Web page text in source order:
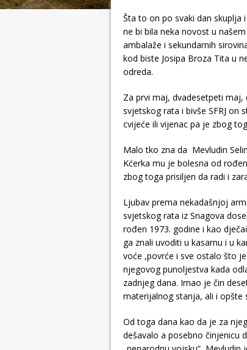
Šta to on po svaki dan
ne bi bila neka novost u
ambalaže i sekundarnih
kod biste Josipa Broza Tita u
odreda.
Za prvi maj, dvadesetpeti
svjetskog rata i bivše SFRJ
cvijeće ili vijenac pa je zbog
Malo tko zna da Mevludin
Kćerka mu je bolesna od
zbog toga prisiljen da radi i
Ljubav prema nekadašnjoj
svjetskog rata iz Snagova
rođen 1973. godine i kao
ga znali uvoditi u kasarnu i u
voće ,povrće i sve ostalo što
njegovog punoljestva kada
zadnjeg dana. Imao je čin
materijalnog stanja, ali i opšte
Od toga dana kao da je za
dešavalo a posebno činjenicu